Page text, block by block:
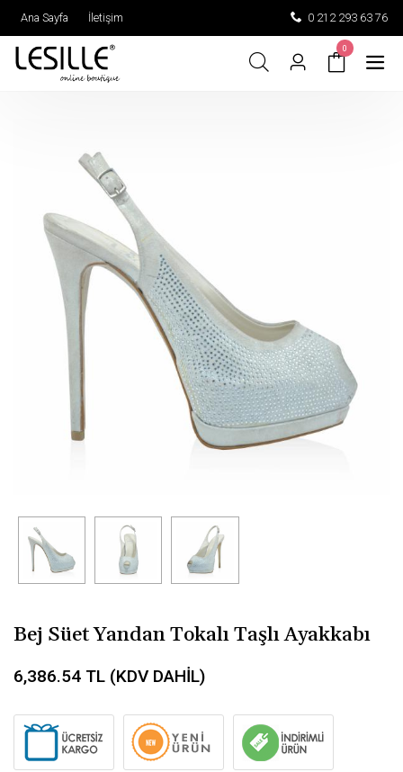
Ana Sayfa İletişim 0 212 293 63 76
0
Bej Süet Yandan Tokalı Taşlı Ayakkabı
6,386.54TL (KDV DAHİL)